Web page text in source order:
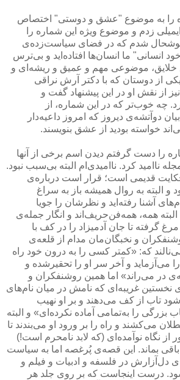
را به موضوع "عشق و دوستی" اختصاص
زدم و موضوع ویژه این شماره را
خوشحال شدم كه در فضای سیاست‌زده‌ی
انسانی" ما انسان‌ها افتاده‌اید و بی‌ترس
خلایق، موضوعی مهم و عمیق و ریشه‌ای و
از دوستان كه با دكتر آرش نراقی
از نقش او در این پیشنهاد گفت و
چه خوب‌تر كه در این شماره، از
دوآتشه‌ی دیروز كه امروز داعیه‌دار
خواسته بودید از عشق بنویسند.
را دست گرفتم دیدن اسم برخی از آنها
ناامید كرد. ناامیدی‌ام البته بی‌سبب نبود.
قدیمی است؛ قرار است درباره‌ی
به روال همیشه باز به سراغ
آشنا رفته‌اید و نظرشان را جویا
البته همه، همه‌فن‌حریف‌اند و انگار جمله‌ی
گرفته تا جان آدمیزاد را در كف با
و نخبگان‌مان مدام از قلعه‌ی
كه: «كمتر كسی را به درون خود راه
می‌آزماید و آخر سر او را تحقیرشده و
در می‌راند» اما همین روشنفكران و
نخستین غریبه‌ای كه نامش در میان نام‌های
تاب از كف می‌دهند و بر او نهیب
بزرگی را به‌تمامی آماده نكرده‌ای» و البته
می‌كشند و راه را بر ورود او می‌بندند تا
نگاه نوآمده‌ای (كه لابد نامحرم است!)
باقی بماند. این قصه‌ی پُرغصه اما به سیاست
دل‌آزارش در فلسفه و ادبیات و فیلم و
درست اینجاست كه بر روی جلد هر